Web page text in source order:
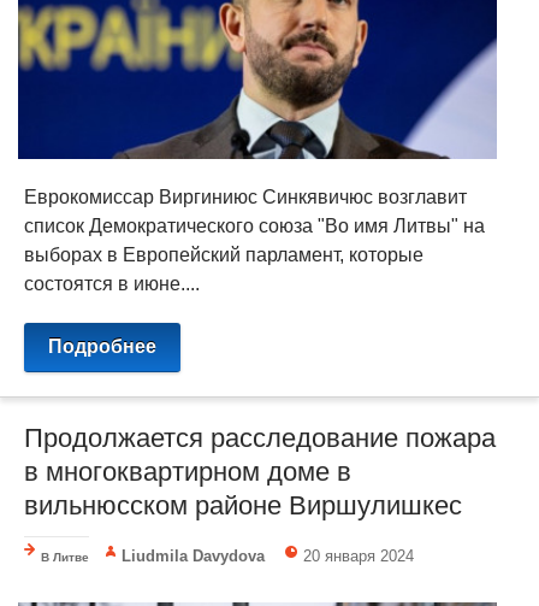
Еврокомиссар Виргиниюс Синкявичюс возглавит
список Демократического союза "Во имя Литвы" на
выборах в Европейский парламент, которые
состоятся в июне....
Подробнее
Продолжается расследование пожара
в многоквартирном доме в
вильнюсском районе Виршулишкес
В Литве Liudmila Davydova 20 января 2024